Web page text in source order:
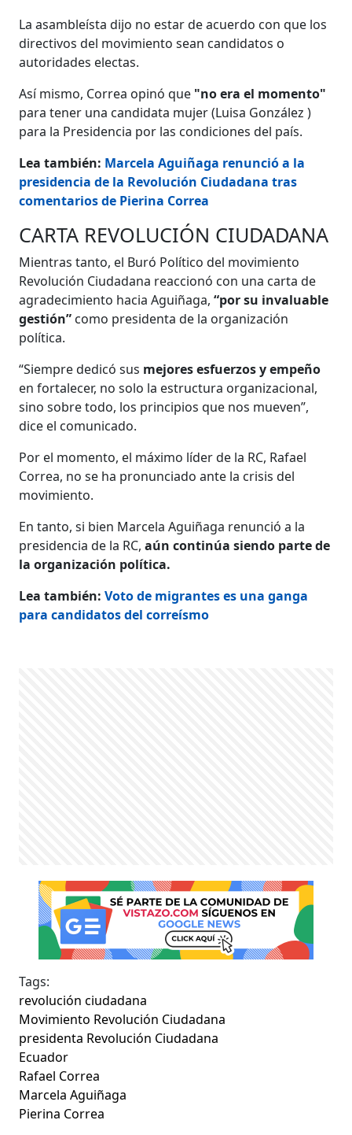
La asambleísta dijo no estar de acuerdo con que los
directivos del movimiento sean candidatos o
autoridades electas.
Así mismo, Correa opinó que "no era el momento"
para tener una candidata mujer (Luisa González )
para la Presidencia por las condiciones del país.
Lea también: Marcela Aguiñaga renunció a la
presidencia de la Revolución Ciudadana tras
comentarios de Pierina Correa
CARTA REVOLUCIÓN CIUDADANA
Mientras tanto, el Buró Político del movimiento
Revolución Ciudadana reaccionó con una carta de
agradecimiento hacia Aguiñaga,“por su invaluable
gestión” como presidenta de la organización
política.
“Siempre dedicó sus mejores esfuerzos y empeño
en fortalecer, no solo la estructura organizacional,
sino sobre todo, los principios que nos mueven”,
dice el comunicado.
Por el momento, el máximo líder de la RC, Rafael
Correa, no se ha pronunciado ante la crisis del
movimiento.
En tanto, si bien Marcela Aguiñaga renunció a la
presidencia de la RC,aún continúa siendo parte de
la organización política.
Lea también:Voto de migrantes es una ganga
para candidatos del correísmo
Tags:
revolución ciudadana
Movimiento Revolución Ciudadana
presidenta Revolución Ciudadana
Ecuador
Rafael Correa
Marcela Aguiñaga
Pierina Correa